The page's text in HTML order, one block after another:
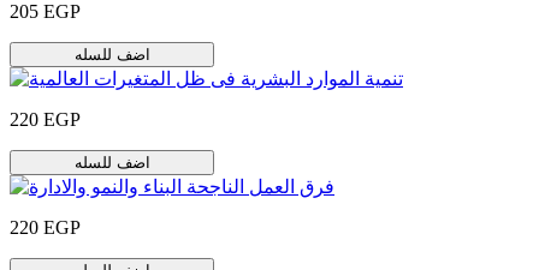
205 EGP
اضف للسله
220 EGP
اضف للسله
220 EGP